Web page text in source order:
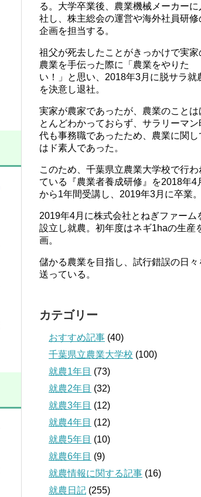
る。大学卒業後、農業機械メーカーに
社し、株主総会の運営や海外社員研修
企画を担当する。
祖父が死去したことがきっかけで実家
農業を手伝った際に「農業をやりた
い！」と思い、2018年3月に脱サラ就
を決意し退社。
実家が農家であったが、農業のことは
とんどわかっておらず、サラリーマン
代も事務職であったため、農業に関し
はド素人であった。
このため、千葉県立農業大学校で行わ
ている『農業者養成研修』を2018年4
から1年間受講し、2019年3月に卒業。
2019年4月に株式会社とねぎファーム
設立し就農。初年度はネギ1haの生産
画。
儲かる農業を目指し、試行錯誤の日々
送っている。
カテゴリー
おすすめ記事 (40)
千葉県立農業大学校 (100)
就農1年目 (73)
就農2年目 (32)
就農3年目 (12)
就農4年目 (12)
就農5年目 (10)
就農6年目 (9)
就農情報に関する記事 (16)
就農日記 (255)